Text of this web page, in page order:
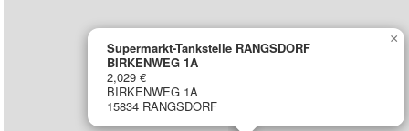
Supermarkt-Tankstelle RANGSDORF
BIRKENWEG 1A
2,029 €
BIRKENWEG 1A
15834 RANGSDORF
×